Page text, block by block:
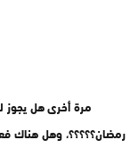
مرة أخرى هل يجوز
رمضان؟؟؟؟؟، وهل هناك